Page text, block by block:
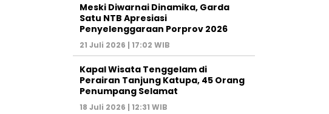
Meski Diwarnai Dinamika, Garda
Satu NTB Apresiasi
Penyelenggaraan Porprov 2026 ‎
21 Juli 2026 | 17:02 WIB
Kapal Wisata Tenggelam di
Perairan Tanjung Katupa, 45 Orang
Penumpang Selamat
18 Juli 2026 | 12:31 WIB